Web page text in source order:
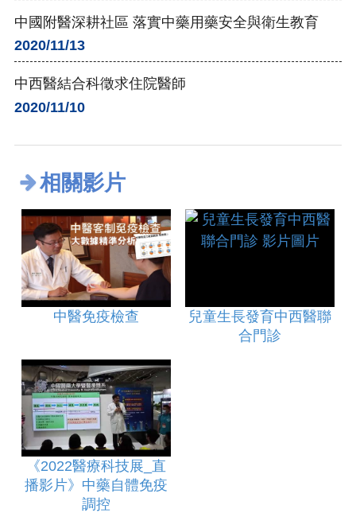
中國附醫深耕社區 落實中藥用藥安全與衛生教育
2020/11/13
中西醫結合科徵求住院醫師
2020/11/10
相關影片
中醫免疫檢查
兒童生長發育中西醫聯
合門診
《2022醫療科技展_直
播影片》中藥自體免疫
調控